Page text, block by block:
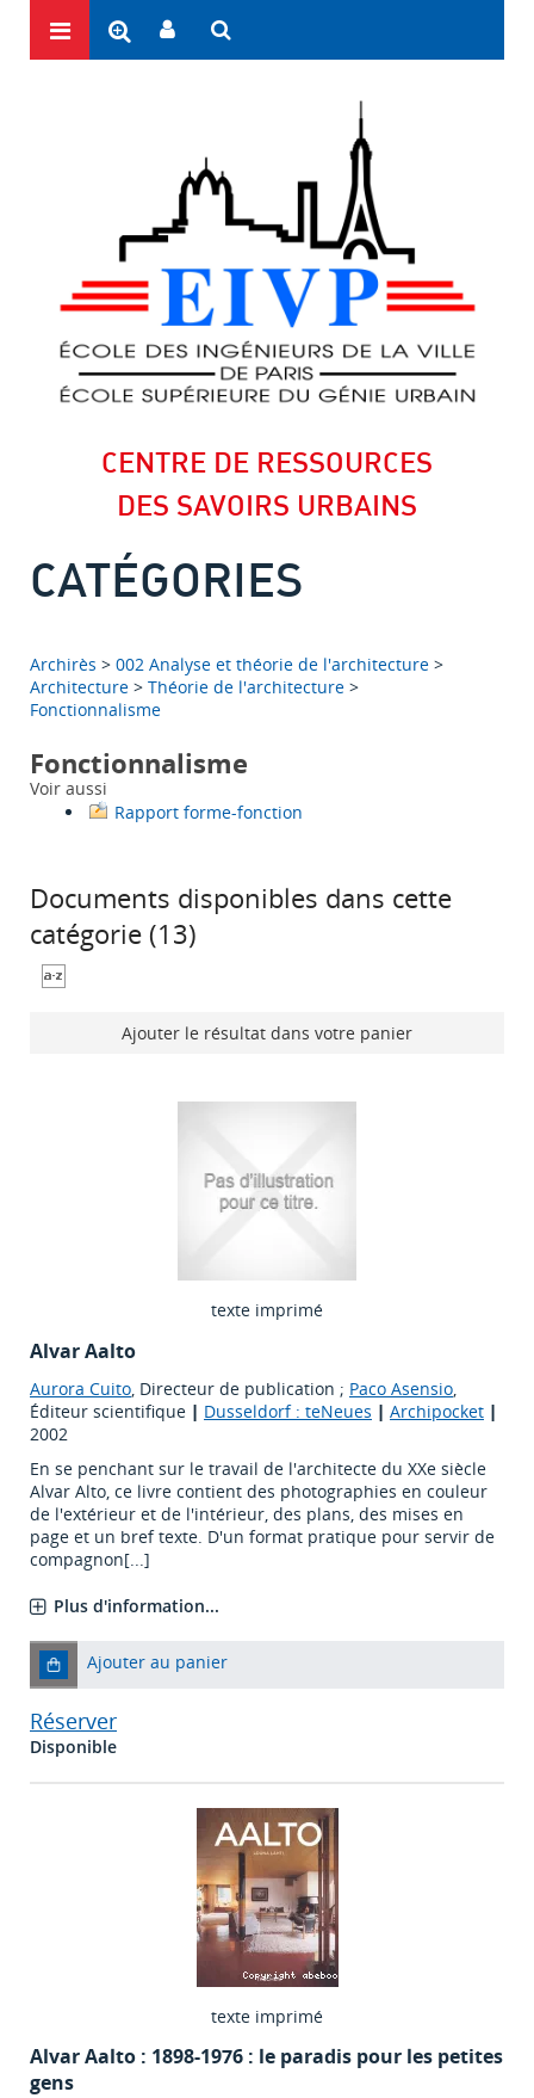
CENTRE DE RESSOURCES
DES SAVOIRS URBAINS
CATÉGORIES
Archirès > 002 Analyse et théorie de l'architecture >
Architecture > Théorie de l'architecture >
Fonctionnalisme
Fonctionnalisme
Voir aussi
Rapport forme-fonction
Documents disponibles dans cette
catégorie (13)
Ajouter le résultat dans votre panier
texte imprimé
Alvar Aalto
Aurora Cuito, Directeur de publication ; Paco Asensio,
Éditeur scientifique | Dusseldorf : teNeues | Archipocket |
2002
En se penchant sur le travail de l'architecte du XXe siècle
Alvar Alto, ce livre contient des photographies en couleur
de l'extérieur et de l'intérieur, des plans, des mises en
page et un bref texte. D'un format pratique pour servir de
compagnon[...]
Plus d'information...
Ajouter au panier
Réserver
Disponible
texte imprimé
Alvar Aalto : 1898-1976 : le paradis pour les petites
gens